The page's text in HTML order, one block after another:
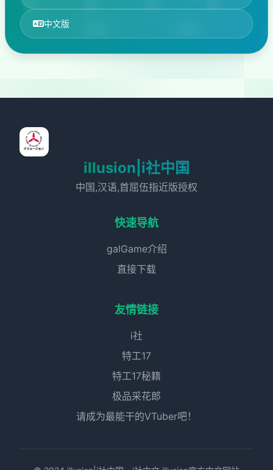
中文版
illusion|i社中国
中国,汉语,首屈伍指近版授权
快速导航
galGame介绍
直接下载
友情链接
i社
特工17
特工17秘籍
极品采花郎
请成为最能干的VTuber吧！